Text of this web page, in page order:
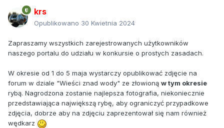
krs
Opublikowano 30 Kwietnia 2024
Zapraszamy wszystkich zarejestrowanych użytkowników
naszego portalu do udziału w konkursie o prostych zasadach.
W okresie od 1 do 5 maja wystarczy opublikować zdjęcie na
forum w dziale "Wieści znad wody" ze złowioną w tym okresie
rybą. Nagrodzona zostanie najlepsza fotografia, niekoniecznie
przedstawiająca największą rybę, aby ograniczyć przypadkowe
zdjęcia, dobrze aby na zdjęciu zaprezentował się nam również
wędkarz